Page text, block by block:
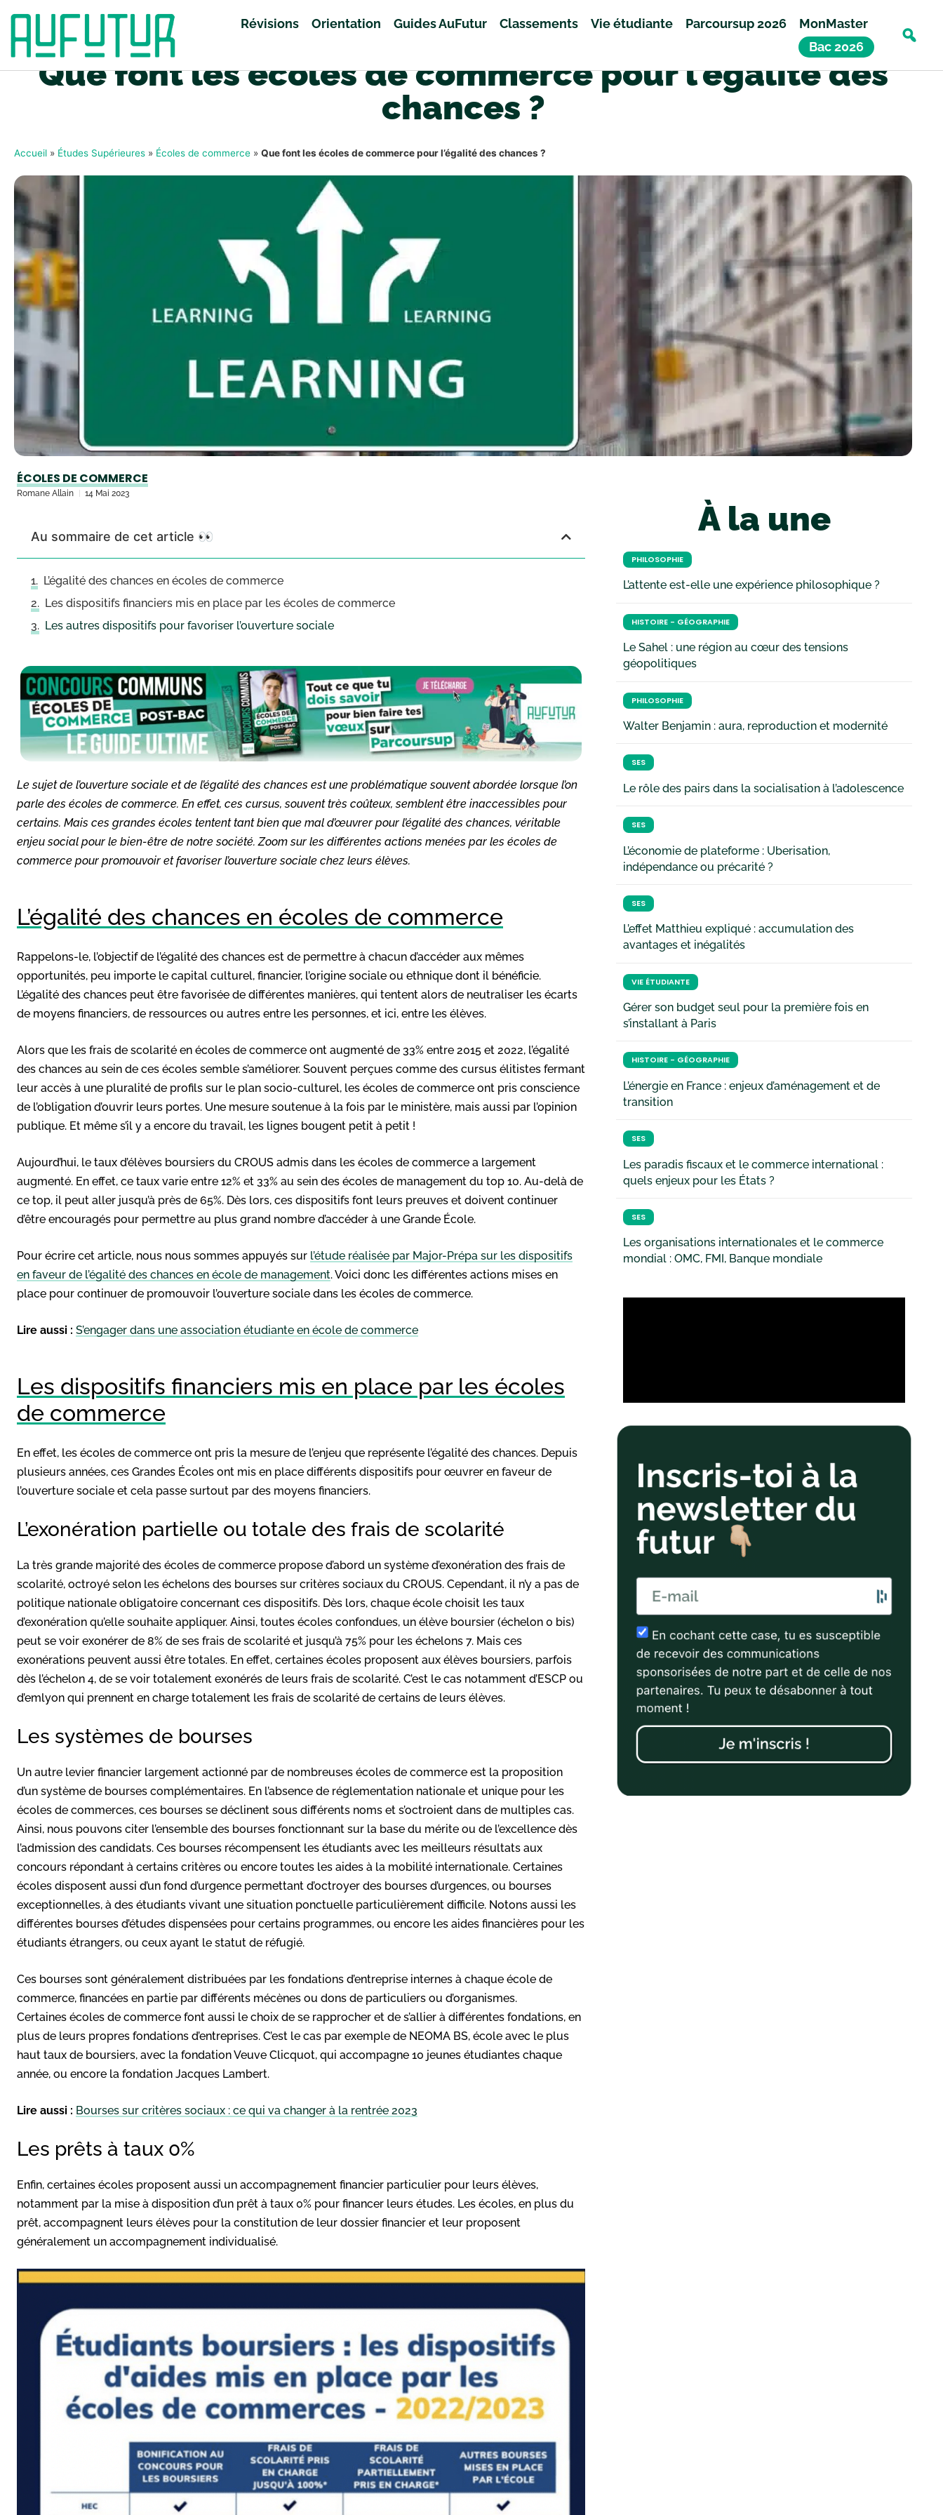
Révisions Orientation Guides AuFutur Classements Vie étudiante Parcoursup 2026
MonMaster
Bac 2026
Que font les écoles de commerce pour l’égalité des
chances ?
Accueil » Études Supérieures » Écoles de commerce » Que font les écoles de commerce pour l’égalité des chances ?
ÉCOLES DE COMMERCE
Romane Allain 14 Mai 2023
Au sommaire de cet article 👀
L’égalité des chances en écoles de commerce
Les dispositifs financiers mis en place par les écoles de commerce
Les autres dispositifs pour favoriser l’ouverture sociale
Le sujet de l’ouverture sociale et de l’égalité des chances est une problématique souvent abordée lorsque l’on
parle des écoles de commerce. En effet, ces cursus, souvent très coûteux, semblent être inaccessibles pour
certains. Mais ces grandes écoles tentent tant bien que mal d’œuvrer pour l’égalité des chances, véritable
enjeu social pour le bien-être de notre société. Zoom sur les différentes actions menées par les écoles de
commerce pour promouvoir et favoriser l’ouverture sociale chez leurs élèves.
L’égalité des chances en écoles de commerce
Rappelons-le, l’objectif de l’égalité des chances est de permettre à chacun d’accéder aux mêmes
opportunités, peu importe le capital culturel, financier, l’origine sociale ou ethnique dont il bénéficie.
L’égalité des chances peut être favorisée de différentes manières, qui tentent alors de neutraliser les écarts
de moyens financiers, de ressources ou autres entre les personnes, et ici, entre les élèves.
Alors que les frais de scolarité en écoles de commerce ont augmenté de 33% entre 2015 et 2022, l’égalité
des chances au sein de ces écoles semble s’améliorer. Souvent perçues comme des cursus élitistes fermant
leur accès à une pluralité de profils sur le plan socio-culturel, les écoles de commerce ont pris conscience
de l’obligation d’ouvrir leurs portes. Une mesure soutenue à la fois par le ministère, mais aussi par l’opinion
publique. Et même s’il y a encore du travail, les lignes bougent petit à petit !
Aujourd’hui, le taux d’élèves boursiers du CROUS admis dans les écoles de commerce a largement
augmenté. En effet, ce taux varie entre 12% et 33% au sein des écoles de management du top 10. Au-delà de
ce top, il peut aller jusqu’à près de 65%. Dès lors, ces dispositifs font leurs preuves et doivent continuer
d’être encouragés pour permettre au plus grand nombre d’accéder à une Grande École.
Pour écrire cet article, nous nous sommes appuyés sur l’étude réalisée par Major-Prépa sur les dispositifs
en faveur de l’égalité des chances en école de management. Voici donc les différentes actions mises en
place pour continuer de promouvoir l’ouverture sociale dans les écoles de commerce.
Lire aussi : S’engager dans une association étudiante en école de commerce
Les dispositifs financiers mis en place par les écoles
de commerce
En effet, les écoles de commerce ont pris la mesure de l’enjeu que représente l’égalité des chances. Depuis
plusieurs années, ces Grandes Écoles ont mis en place différents dispositifs pour œuvrer en faveur de
l’ouverture sociale et cela passe surtout par des moyens financiers.
L’exonération partielle ou totale des frais de scolarité
La très grande majorité des écoles de commerce propose d’abord un système d’exonération des frais de
scolarité, octroyé selon les échelons des bourses sur critères sociaux du CROUS. Cependant, il n’y a pas de
politique nationale obligatoire concernant ces dispositifs. Dès lors, chaque école choisit les taux
d’exonération qu’elle souhaite appliquer. Ainsi, toutes écoles confondues, un élève boursier (échelon 0 bis)
peut se voir exonérer de 8% de ses frais de scolarité et jusqu’à 75% pour les échelons 7. Mais ces
exonérations peuvent aussi être totales. En effet, certaines écoles proposent aux élèves boursiers, parfois
dès l’échelon 4, de se voir totalement exonérés de leurs frais de scolarité. C’est le cas notamment d’ESCP ou
d’emlyon qui prennent en charge totalement les frais de scolarité de certains de leurs élèves.
Les systèmes de bourses
Un autre levier financier largement actionné par de nombreuses écoles de commerce est la proposition
d’un système de bourses complémentaires. En l’absence de réglementation nationale et unique pour les
écoles de commerces, ces bourses se déclinent sous différents noms et s’octroient dans de multiples cas.
Ainsi, nous pouvons citer l’ensemble des bourses fonctionnant sur la base du mérite ou de l’excellence dès
l’admission des candidats. Ces bourses récompensent les étudiants avec les meilleurs résultats aux
concours répondant à certains critères ou encore toutes les aides à la mobilité internationale. Certaines
écoles disposent aussi d’un fond d’urgence permettant d’octroyer des bourses d’urgences, ou bourses
exceptionnelles, à des étudiants vivant une situation ponctuelle particulièrement difficile. Notons aussi les
différentes bourses d’études dispensées pour certains programmes, ou encore les aides financières pour les
étudiants étrangers, ou ceux ayant le statut de réfugié.
Ces bourses sont généralement distribuées par les fondations d’entreprise internes à chaque école de
commerce, financées en partie par différents mécènes ou dons de particuliers ou d’organismes.
Certaines écoles de commerce font aussi le choix de se rapprocher et de s’allier à différentes fondations, en
plus de leurs propres fondations d’entreprises. C’est le cas par exemple de NEOMA BS, école avec le plus
haut taux de boursiers, avec la fondation Veuve Clicquot, qui accompagne 10 jeunes étudiantes chaque
année, ou encore la fondation Jacques Lambert.
Lire aussi : Bourses sur critères sociaux : ce qui va changer à la rentrée 2023
Les prêts à taux 0%
Enfin, certaines écoles proposent aussi un accompagnement financier particulier pour leurs élèves,
notamment par la mise à disposition d’un prêt à taux 0% pour financer leurs études. Les écoles, en plus du
prêt, accompagnent leurs élèves pour la constitution de leur dossier financier et leur proposent
généralement un accompagnement individualisé.
À la une
PHILOSOPHIE
L’attente est-elle une expérience philosophique ?
HISTOIRE - GÉOGRAPHIE
Le Sahel : une région au cœur des tensions
géopolitiques
PHILOSOPHIE
Walter Benjamin : aura, reproduction et modernité
SES
Le rôle des pairs dans la socialisation à l’adolescence
SES
L’économie de plateforme : Uberisation,
indépendance ou précarité ?
SES
L’effet Matthieu expliqué : accumulation des
avantages et inégalités
VIE ÉTUDIANTE
Gérer son budget seul pour la première fois en
s’installant à Paris
HISTOIRE - GÉOGRAPHIE
L’énergie en France : enjeux d’aménagement et de
transition
SES
Les paradis fiscaux et le commerce international :
quels enjeux pour les États ?
SES
Les organisations internationales et le commerce
mondial : OMC, FMI, Banque mondiale